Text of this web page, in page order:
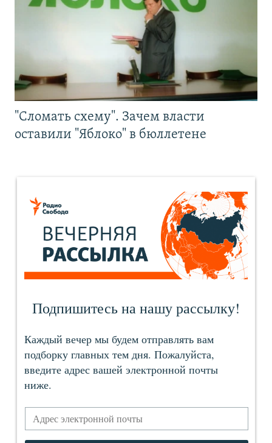
"Сломать схему". Зачем власти
оставили "Яблоко" в бюллетене